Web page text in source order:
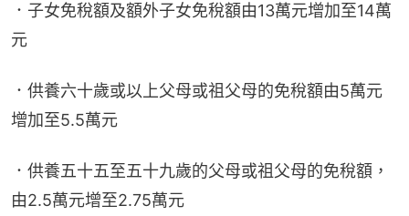
．子女免稅額及額外子女免稅額由13萬元增加至14萬
元
．供養六十歲或以上父母或祖父母的免稅額由5萬元
增加至5.5萬元
．供養五十五至五十九歲的父母或祖父母的免稅額，
由2.5萬元增至2.75萬元